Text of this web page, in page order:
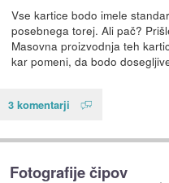
Vse kartice bodo imele
posebnega torej. Ali pač?
Masovna proizvodnja teh
kar pomeni, da bodo
3 komentarji
Fotografije čipov